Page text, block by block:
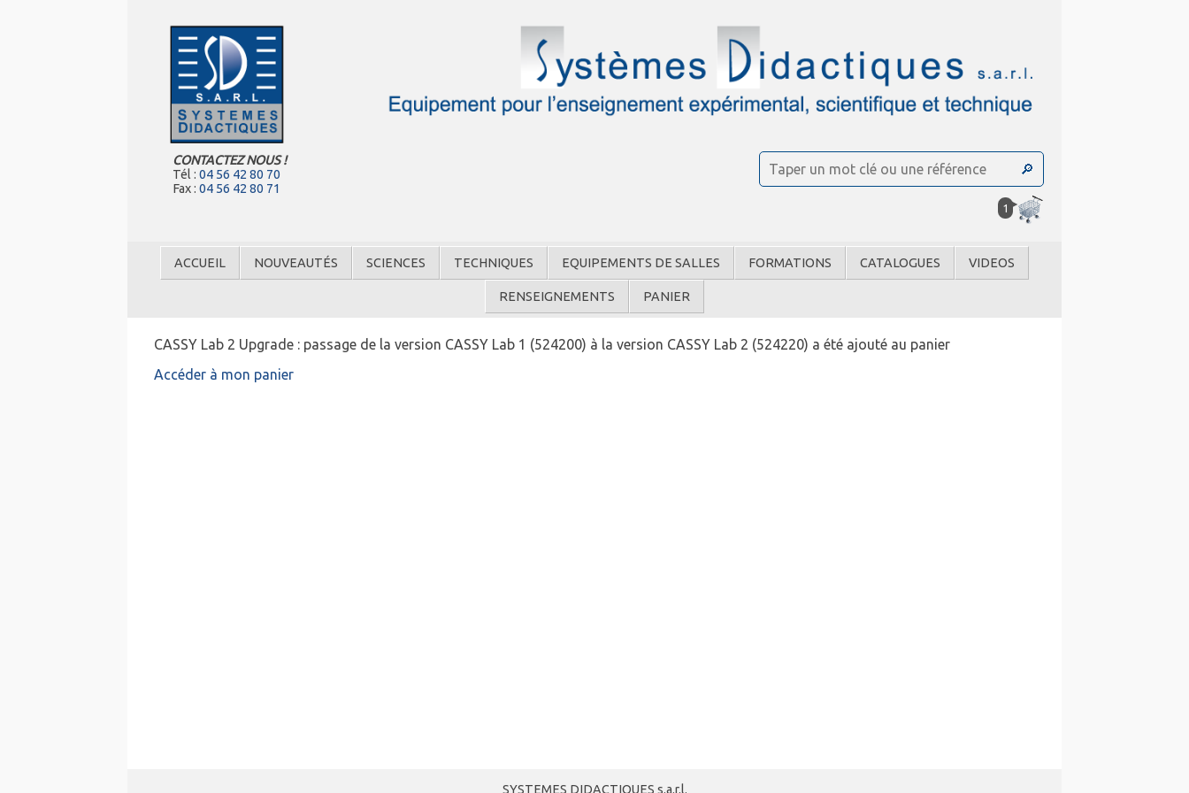
CONTACTEZ NOUS !
Tél : 04 56 42 80 70
Fax : 04 56 42 80 71
1
ACCUEIL NOUVEAUTÉS SCIENCES TECHNIQUES EQUIPEMENTS DE SALLES FORMATIONS CATALOGUES VIDEOS
RENSEIGNEMENTS PANIER
CASSY Lab 2 Upgrade : passage de la version CASSY Lab 1 (524200) à la version CASSY Lab 2 (524220) a été ajouté au panier
Accéder à mon panier
SYSTEMES DIDACTIQUES s.a.r.l.